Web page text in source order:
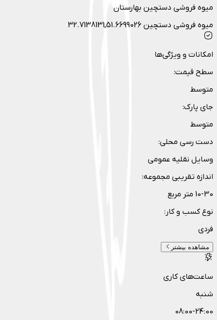
میوه فروشی دستچین بهارستان
میوه فروشی دستچین 32.7138131,51.6699026
امکانات و ویژگی‌ها
سطح قیمت:
متوسط
جای پارک:
متوسط
دست رسی محلی:
وسایل نقلیه عمومی
اندازه تقریبی مجموعه:
10-30 متر مربع
نوع کسب و کار :
فردی
مشاهده بیشتر
ساعت‌های کاری
شنبه
08:00-24:00